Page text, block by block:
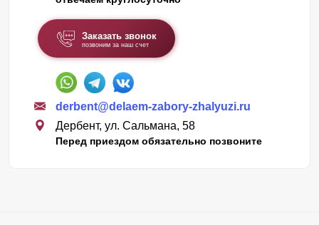
Заказать звонок
позвоним за наш счет
derbent@delaem-zabory-zhalyuzi.ru
Дербент, ул. Сальмана, 58
Перед приездом обязательно позвоните